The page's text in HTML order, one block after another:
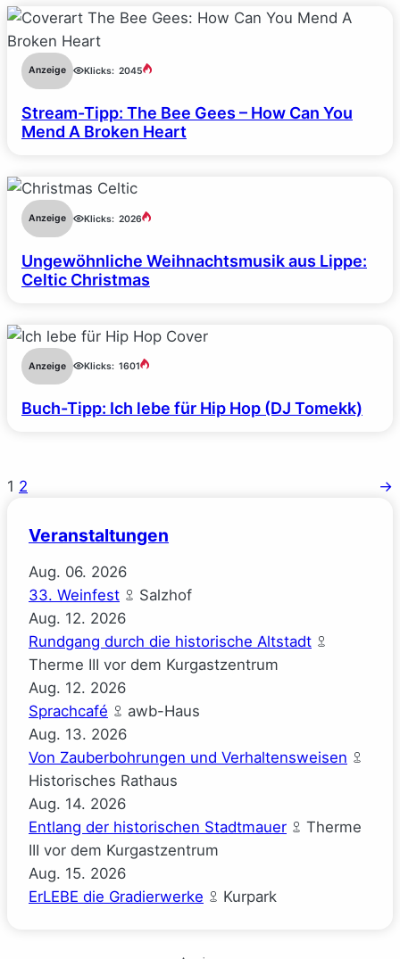
Anzeige Klicks: 2045
Stream-Tipp: The Bee Gees – How Can You
Mend A Broken Heart
Anzeige Klicks: 2026
Ungewöhnliche Weihnachtsmusik aus Lippe:
Celtic Christmas
Anzeige Klicks: 1601
Buch-Tipp: Ich lebe für Hip Hop (DJ Tomekk)
1 2 →
Veranstaltungen
Aug. 06. 2026
33. Weinfest
Salzhof
Aug. 12. 2026
Rundgang durch die historische Altstadt
Therme III vor dem Kurgastzentrum
Aug. 12. 2026
Sprachcafé
awb-Haus
Aug. 13. 2026
Von Zauberbohrungen und Verhaltensweisen
Historisches Rathaus
Aug. 14. 2026
Entlang der historischen Stadtmauer
Therme
III vor dem Kurgastzentrum
Aug. 15. 2026
ErLEBE die Gradierwerke
Kurpark